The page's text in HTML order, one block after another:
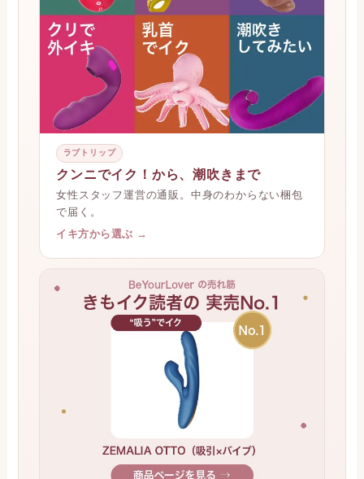
ラブトリップ
クンニでイク！から、潮吹きまで
女性スタッフ運営の通販。中身のわからない梱包
で届く。
イキ方から選ぶ →